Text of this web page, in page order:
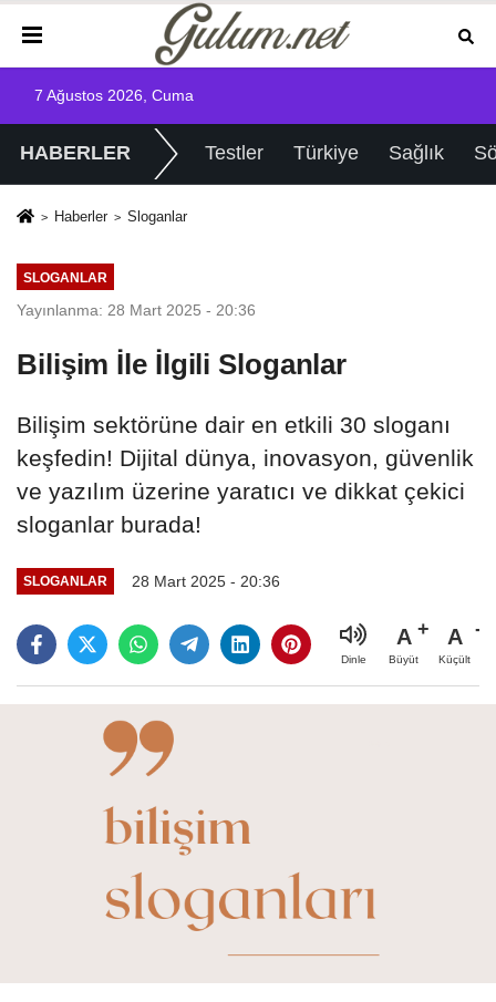
7 Ağustos 2026, Cuma
HABERLER Testler Türkiye Sağlık
Haberler Sloganlar
SLOGANLAR
Yayınlanma: 28 Mart 2025 - 20:36
Bilişim İle İlgili Sloganlar
Bilişim sektörüne dair en etkili 30 sloganı
keşfedin! Dijital dünya, inovasyon, güvenlik
ve yazılım üzerine yaratıcı ve dikkat çekici
sloganlar burada!
SLOGANLAR 28 Mart 2025 - 20:36
Dinle
A
Büyüt
A
Küçült